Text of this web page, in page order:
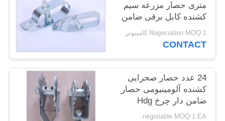
متری حصار مزرعه سیم
کشنده کابل برقی ضامن
کش 10x20x
Nagociation MOQ:1 کامپیوتر
CONTACT
24 عدد حصار صحرایی
کشنده آلومینیومی حصار
ضامن دار چرخ Hdg
سوراخ 5 میلی متری
negotiable MOQ:1 EA